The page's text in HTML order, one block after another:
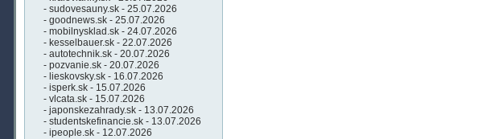
- sudovesauny.sk - 25.07.2026
- goodnews.sk - 25.07.2026
- mobilnysklad.sk - 24.07.2026
- kesselbauer.sk - 22.07.2026
- autotechnik.sk - 20.07.2026
- pozvanie.sk - 20.07.2026
- lieskovsky.sk - 16.07.2026
- isperk.sk - 15.07.2026
- vlcata.sk - 15.07.2026
- japonskezahrady.sk - 13.07.2026
- studentskefinancie.sk - 13.07.2026
- ipeople.sk - 12.07.2026